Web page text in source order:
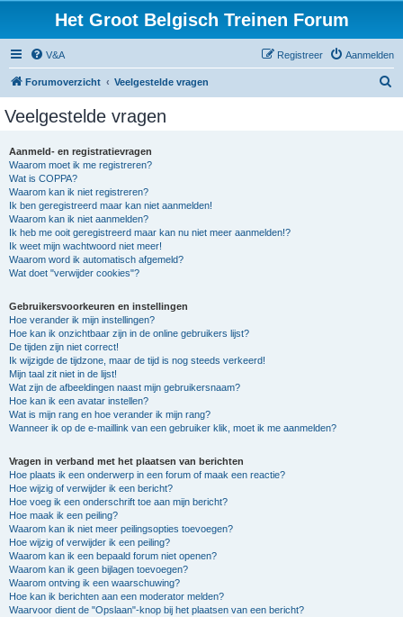
Het Groot Belgisch Treinen Forum
V&A Aanmelden
Registreer
Forumoverzicht Veelgestelde vragen
Veelgestelde vragen
Aanmeld- en registratievragen
Waarom moet ik me registreren?
Wat is COPPA?
Waarom kan ik niet registreren?
Ik ben geregistreerd maar kan niet aanmelden!
Waarom kan ik niet aanmelden?
Ik heb me ooit geregistreerd maar kan nu niet meer aanmelden!?
Ik weet mijn wachtwoord niet meer!
Waarom word ik automatisch afgemeld?
Wat doet "verwijder cookies"?
Gebruikersvoorkeuren en instellingen
Hoe verander ik mijn instellingen?
Hoe kan ik onzichtbaar zijn in de online gebruikers lijst?
De tijden zijn niet correct!
Ik wijzigde de tijdzone, maar de tijd is nog steeds verkeerd!
Mijn taal zit niet in de lijst!
Wat zijn de afbeeldingen naast mijn gebruikersnaam?
Hoe kan ik een avatar instellen?
Wat is mijn rang en hoe verander ik mijn rang?
Wanneer ik op de e-maillink van een gebruiker klik, moet ik me aanmelden?
Vragen in verband met het plaatsen van berichten
Hoe plaats ik een onderwerp in een forum of maak een reactie?
Hoe wijzig of verwijder ik een bericht?
Hoe voeg ik een onderschrift toe aan mijn bericht?
Hoe maak ik een peiling?
Waarom kan ik niet meer peilingsopties toevoegen?
Hoe wijzig of verwijder ik een peiling?
Waarom kan ik een bepaald forum niet openen?
Waarom kan ik geen bijlagen toevoegen?
Waarom ontving ik een waarschuwing?
Hoe kan ik berichten aan een moderator melden?
Waarvoor dient de "Opslaan"-knop bij het plaatsen van een bericht?